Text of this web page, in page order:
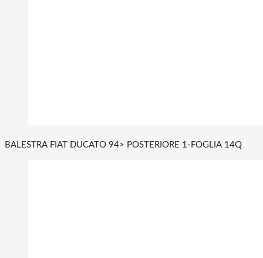
BALESTRA FIAT DUCATO 94> POSTERIORE 1-FOGLIA 14Q